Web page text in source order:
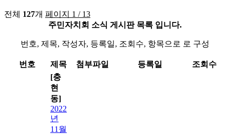
전체 127개 페이지 1 / 13
주민자치회 소식 게시판 목록 입니다.
번호, 제목, 작성자, 등록일, 조회수, 항목으로 로 구성
번호 제목 첨부파일 등록일 조회수
[충
현
동]
2022
년
11월